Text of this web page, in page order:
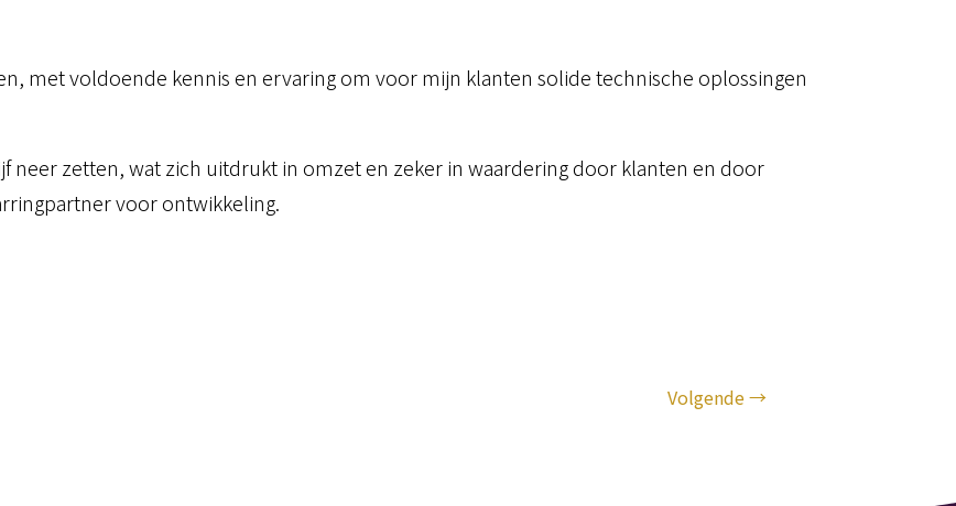
met voldoende kennis en ervaring om voor mijn klanten solide technische oplossingen
neer zetten, wat zich uitdrukt in omzet en zeker in waardering door klanten en door
voor ontwikkeling.
Volgende→